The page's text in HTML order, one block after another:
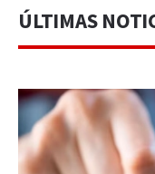
ÚLTIMAS